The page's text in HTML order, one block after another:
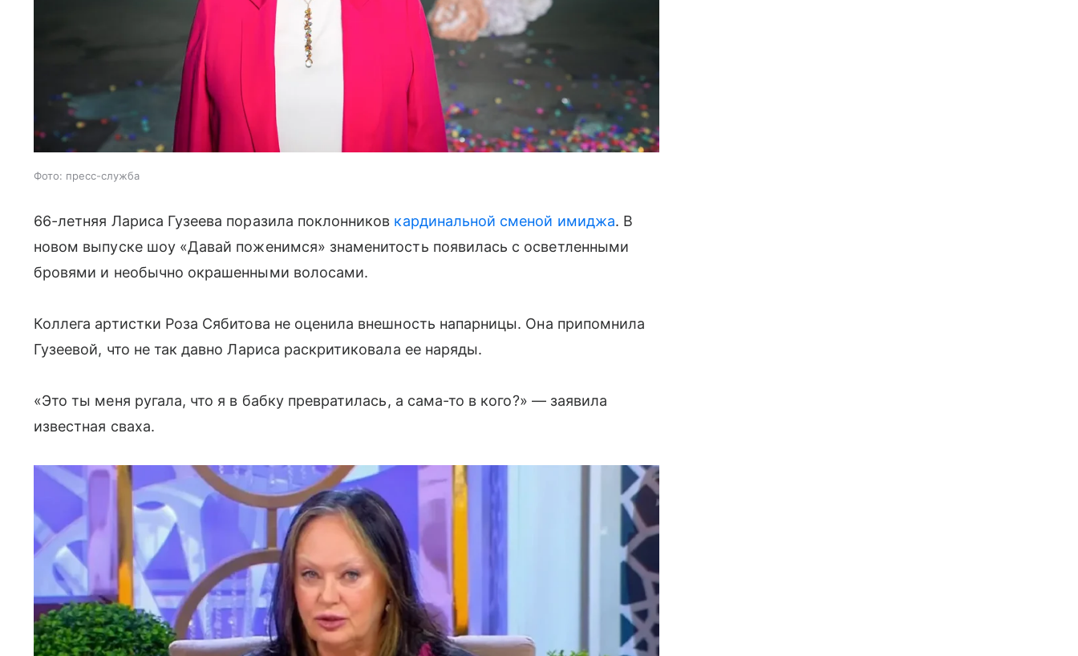
Фото: пресс-служба
66-летняя Лариса Гузеева поразила поклонников кардинальной сменой имиджа. В
новом выпуске шоу «Давай поженимся» знаменитость появилась с осветленными
бровями и необычно окрашенными волосами.
Коллега артистки Роза Сябитова не оценила внешность напарницы. Она припомнила
Гузеевой, что не так давно Лариса раскритиковала ее наряды.
«Это ты меня ругала, что я в бабку превратилась, а сама-то в кого?» — заявила
известная сваха.